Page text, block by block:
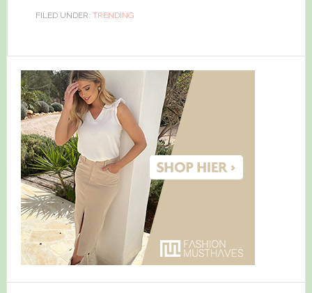
FILED UNDER: TRENDING
Primary
Sidebar